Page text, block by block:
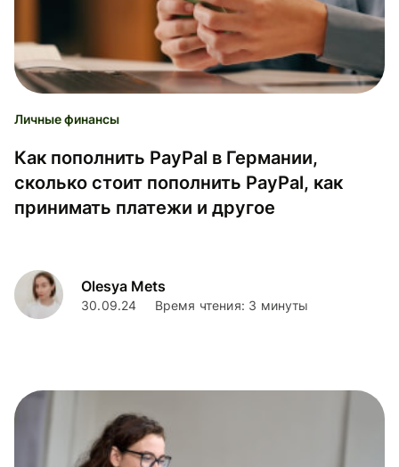
Личные финансы
Как пополнить PayPal в Германии,
сколько стоит пополнить PayPal, как
принимать платежи и другое
Olesya Mets
30.09.24 Время чтения: 3 минуты